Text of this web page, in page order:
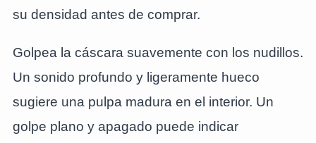
su densidad antes de comprar.
Golpea la cáscara suavemente con los nudillos.
Un sonido profundo y ligeramente hueco
sugiere una pulpa madura en el interior. Un
golpe plano y apagado puede indicar